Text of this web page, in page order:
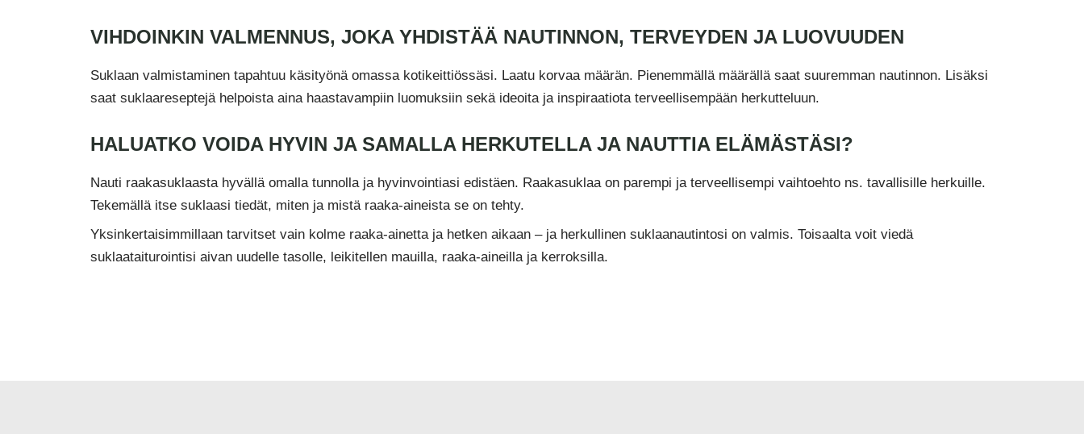
VIHDOINKIN VALMENNUS, JOKA YHDISTÄÄ NAUTINNON, TERVEYDEN JA LUOVUUDEN
Suklaan valmistaminen tapahtuu käsityönä omassa kotikeittiössäsi. Laatu korvaa määrän. Pienemmällä määrällä saat suuremman nautinnon. Lisäksi
saat suklaareseptejä helpoista aina haastavampiin luomuksiin sekä ideoita ja inspiraatiota terveellisempään herkutteluun.
HALUATKO VOIDA HYVIN JA SAMALLA HERKUTELLA JA NAUTTIA ELÄMÄSTÄSI?
Nauti raakasuklaasta hyvällä omalla tunnolla ja hyvinvointiasi edistäen. Raakasuklaa on parempi ja terveellisempi vaihtoehto ns. tavallisille herkuille.
Tekemällä itse suklaasi tiedät, miten ja mistä raaka-aineista se on tehty.
Yksinkertaisimmillaan tarvitset vain kolme raaka-ainetta ja hetken aikaan – ja herkullinen suklaanautintosi on valmis. Toisaalta voit viedä
suklaataiturointisi aivan uudelle tasolle, leikitellen mauilla, raaka-aineilla ja kerroksilla.